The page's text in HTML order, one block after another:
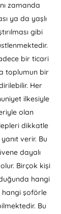
zamanda
ya da yaşlı
gibi
bir ticari
toplumun bir
Her
ilkesiyle
olan
dikkatle
verir. Bu
dayalı
Birçok kişi
hangi
hangi şoförle
Bu